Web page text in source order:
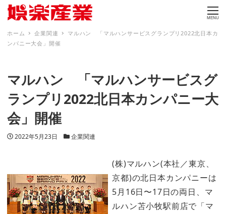
MENU
ホーム 企業関連
マルハン 「マルハンサービスグランプリ2022北日本カ
ンパニー大会」開催
マルハン 「マルハンサービスグ
ランプリ2022北日本カンパニー大
会」開催
投稿日
2022年5月23日 カテゴリー
企業関連
(株)マルハン(本社／東京、
京都)の北日本カンパニーは
5月16日〜17日の両日、マ
ルハン苫小牧駅前店で「マ